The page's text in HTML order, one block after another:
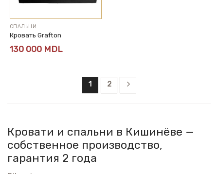
СПАЛЬНИ
Кровать Grafton
130 000 MDL
1 2
Кровати и спальни в Кишинёве —
собственное производство,
гарантия 2 года